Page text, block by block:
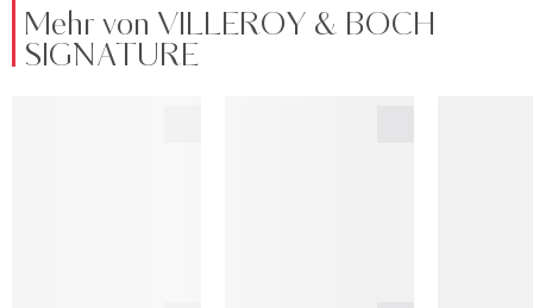
Mehr von VILLEROY & BOCH
SIGNATURE